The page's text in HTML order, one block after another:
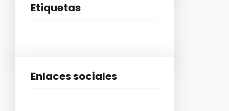
Etiquetas
Enlaces sociales